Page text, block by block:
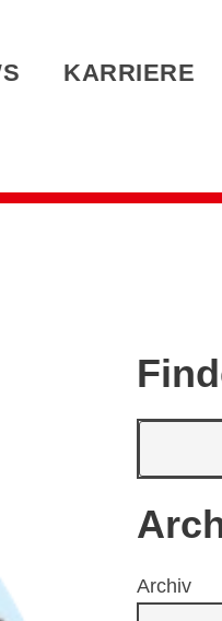
KARRIERE
Archiv